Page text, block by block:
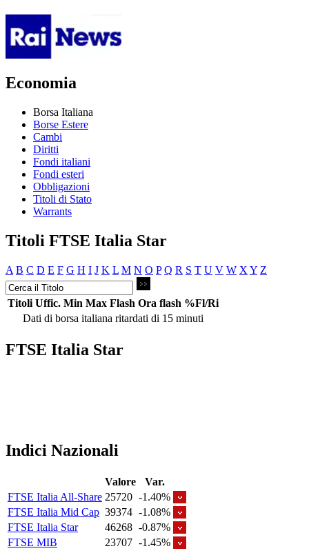
Economia
Borsa Italiana
Borse Estere
Cambi
Diritti
Fondi italiani
Fondi esteri
Obbligazioni
Titoli di Stato
Warrants
Titoli FTSE Italia Star
A B C D E F G H I J K L M N O P Q R S T U V W X Y Z
Titoli Uffic. Min Max Flash Ora flash %Fl/Ri
Dati di borsa italiana ritardati di 15 minuti
FTSE Italia Star
Indici Nazionali
Valore
Var.
FTSE Italia All-Share 25720 -1.40%
FTSE Italia Mid Cap 39374 -1.08%
FTSE Italia Star
46268 -0.87%
FTSE MIB
23707 -1.45%